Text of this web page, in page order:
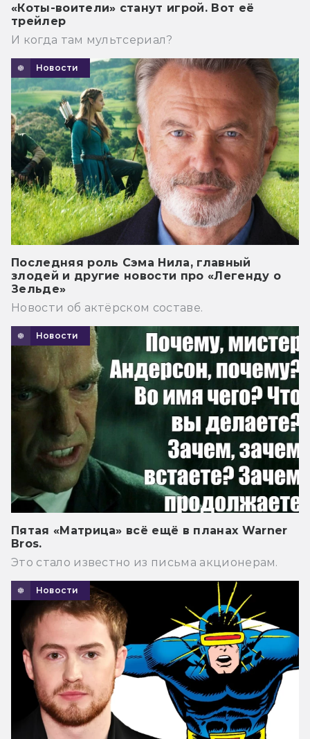
«Коты-воители» станут игрой. Вот её
трейлер
И когда там мультсериал?
Новости
Последняя роль Сэма Нила, главный
злодей и другие новости про «Легенду о
Зельде»
Новости об актёрском составе.
Новости
Пятая «Матрица» всё ещё в планах Warner
Bros.
Это стало известно из письма акционерам.
Новости